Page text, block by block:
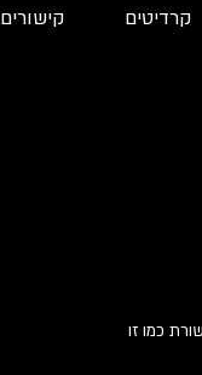
קרדיטים קישורים
כמו זו